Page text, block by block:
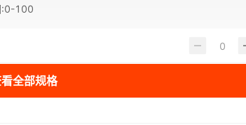
:0-100
全部规格